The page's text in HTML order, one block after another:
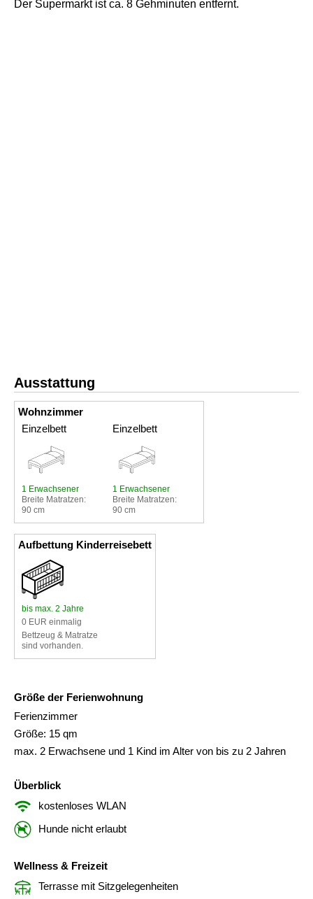
Der Supermarkt ist ca. 8 Gehminuten entfernt.
Ausstattung
Wohnzimmer
Einzelbett
1 Erwachsener
Breite Matratzen:
90 cm
Einzelbett
1 Erwachsener
Breite Matratzen:
90 cm
Aufbettung Kinderreisebett
bis max. 2 Jahre
0 EUR einmalig
Bettzeug & Matratze
sind vorhanden.
Größe der Ferienwohnung
Ferienzimmer
Größe: 15 qm
max. 2 Erwachsene und 1 Kind im Alter von bis zu 2 Jahren
Überblick
kostenloses WLAN
Hunde nicht erlaubt
Wellness & Freizeit
Terrasse mit Sitzgelegenheiten